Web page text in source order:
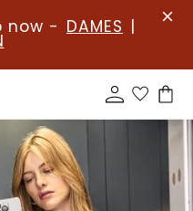
now - DAMES |